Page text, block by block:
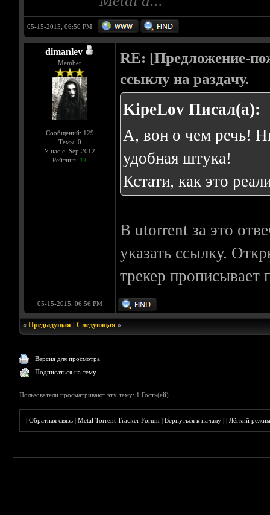
05-15-2015, 06:50 PM
dimanlev
Member
Сообщений: 129
Темы: 0
У нас с: Sep 2012
Рейтинг: 12
RE: [Предложение-
ссыклу на раздачу.
KipeLov Писал(а):
А, вон о чем речь!
удобная штука!
Кстати, как это
В utorrent за это
указать ссылку.
трекер прописывает
05-15-2015, 06:56 PM
«Предыдущая |Следующая »
Версия для просмотра
Подписаться на тему
Пользователи просматривают эту тему: 1 Гость(ей)
|Обратная связь |Metal Torrent Tracker Forum |Вернуться к началу ||Лёгкий